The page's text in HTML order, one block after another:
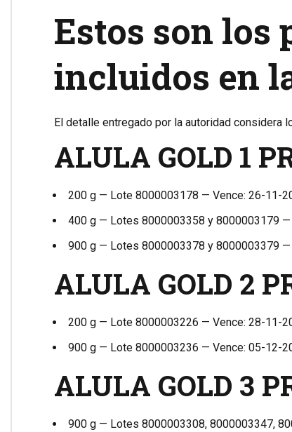
Estos son los
incluidos en
El detalle entregado por la autoridad considera
ALULA GOLD 1
200 g — Lote 8000003178 — Vence: 26-11-
400 g — Lotes 8000003358 y 8000003179
900 g — Lotes 8000003378 y 8000003379
ALULA GOLD 2
200 g — Lote 8000003226 — Vence: 28-11-
900 g — Lote 8000003236 — Vence: 05-12-
ALULA GOLD 3
900 g — Lotes 8000003308, 8000003347,